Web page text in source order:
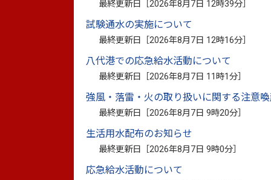
最終更新日［2026年8月7日 12時39分
試験通水の実施について
最終更新日［2026年8月7日 12時16分
八代港での応急給水活動について
最終更新日［2026年8月7日 11時1分
強風・落雷・火の取り扱いに関する注意
最終更新日［2026年8月7日 9時20分
生活用水配布のお知らせ
最終更新日［2026年8月7日 9時0分
応急給水活動について
<章別>
表紙（R7）（PDF：270.8キロバイ
00.目次（R7）（PDF：420.3キロバ
01.市勢（R7）（PDF：622.6キロバ
02.議会・選挙（R7）（PDF：867.7
03.総務・企画（R7）（PDF：4.52